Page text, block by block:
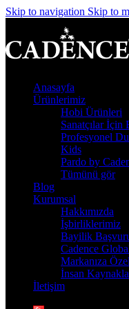
Skip to navigation Skip to
Anasayfa
Ürünlerimiz
Hobi Ürünleri
Sanatçılar
Profesyonel
Kids
Pardo by
Tümünü gör
Blog
Kurumsal
Hakkımızda
İşbirliklerimiz
Bayilik
Cadence
Markanıza
İnsan
İletişim